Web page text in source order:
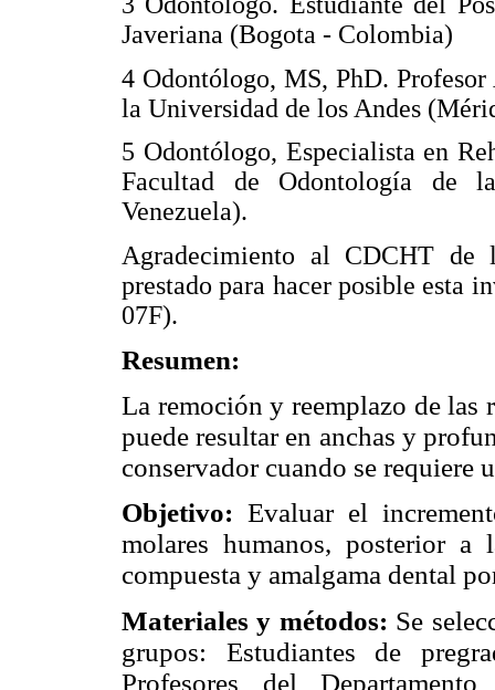
Javeriana (Bogota - Colombia)
4 Odontólogo, MS, PhD.
la Universidad de los Andes
5 Odontólogo, Especialista en
Facultad de Odontología de
Venezuela).
Agradecimiento al CDCHT
prestado para hacer posible esta
07F).
Resumen:
La remoción y reemplazo de las
puede resultar en anchas y
conservador cuando se requiere
Objetivo: Evaluar el
molares humanos, posterior a
compuesta y amalgama dental
Materiales y métodos: Se
grupos: Estudiantes de
Profesores del